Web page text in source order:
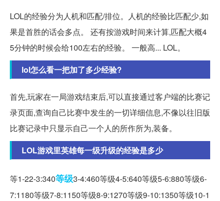
LOL的经验分为人机和匹配/排位。人机的经验比匹配少,如
果是首胜的话会多点。 还有按游戏时间来计算,匹配大概4
5分钟的时候会给100左右的经验。 一般高... LOL。
lol怎么看一把加了多少经验?
首先,玩家在一局游戏结束后,可以直接通过客户端的比赛记
录页面,查询自己比赛中发生的一切详细信息,不像以往旧版
比赛记录中只显示自己一个人的所作所为,装备。
LOL游戏里英雄每一级升级的经验是多少
等1-22-3:340等级3-4:460等级4-5:640等级5-6:880等级6-
7:1180等级7-8:1150等级8-9:1270等级9-10:1350等级10-1